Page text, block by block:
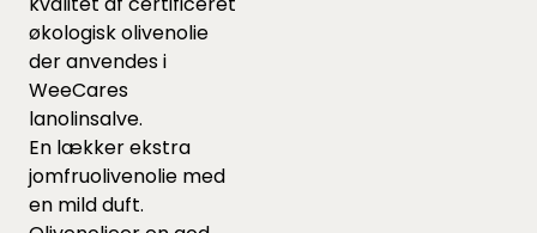
økologisk olivenolie
der anvendes i
WeeCares
lanolinsalve.
En lækker ekstra
jomfruolivenolie med
en mild duft.